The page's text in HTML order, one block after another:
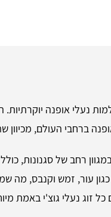
נעלי אופנה
ברחבי העולם, מכיוון
במגוון רחב של סגנונות,
עור, זמש וקנבס, מה
כל זוג נעלי גוצ'י באמת